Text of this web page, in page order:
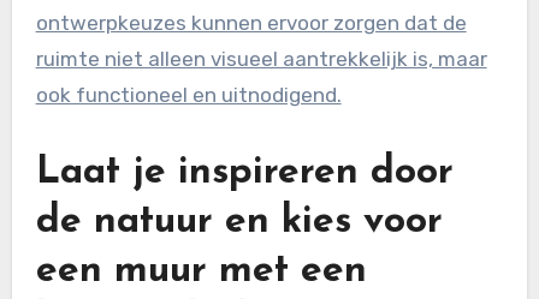
ontwerpkeuzes kunnen ervoor zorgen dat de
ruimte niet alleen visueel aantrekkelijk is, maar
ook functioneel en uitnodigend.
Laat je inspireren door
de natuur en kies voor
een muur met een